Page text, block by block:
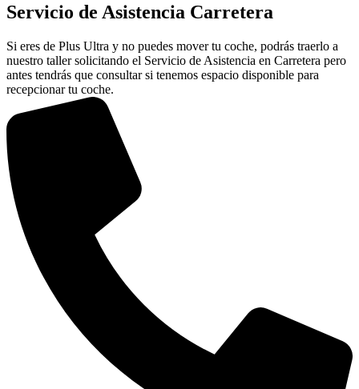
Servicio de Asistencia Carretera
Si eres de Plus Ultra y no puedes mover tu coche, podrás traerlo a
nuestro taller solicitando el Servicio de Asistencia en Carretera pero
antes tendrás que consultar si tenemos espacio disponible para
recepcionar tu coche.